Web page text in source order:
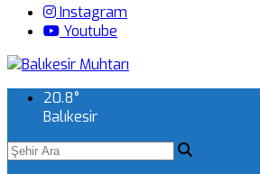
Instagram
Youtube
20.8°
Balıkesir